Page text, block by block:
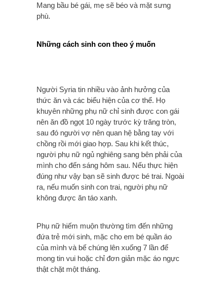
Mang bầu bé gái, mẹ sẽ béo và mặt sưng
phù.
Những cách sinh con theo ý muốn
Người Syria tin nhiều vào ảnh hưởng của
thức ăn và các biểu hiện của cơ thể. Họ
khuyên những phụ nữ chỉ sinh được con gái
nên ăn đồ ngọt 10 ngày trước kỳ trăng tròn,
sau đó người vợ nên quan hệ bằng tay với
chồng rồi mới giao hợp. Sau khi kết thúc,
người phụ nữ ngủ nghiêng sang bên phải của
mình cho đến sáng hôm sau. Nếu thực hiện
đúng như vậy bạn sẽ sinh được bé trai. Ngoài
ra, nếu muốn sinh con trai, người phụ nữ
không được ăn táo xanh.
Phụ nữ hiếm muộn thường tìm đến những
đứa trẻ mới sinh, mặc cho em bé quần áo
của mình và bế chúng lên xuống 7 lần để
mong tin vui hoặc chỉ đơn giản mặc áo ngực
thật chặt một tháng.